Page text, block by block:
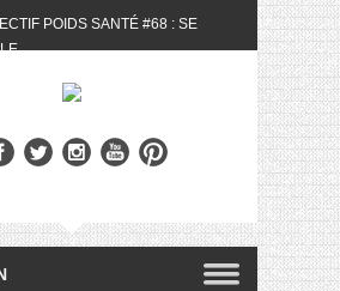
POIDS SANTÉ #68 : SE
DU MOIS DE MAI 2024 FEAT.
#10 : MEAL PREP &
: LES MY LITTLE &